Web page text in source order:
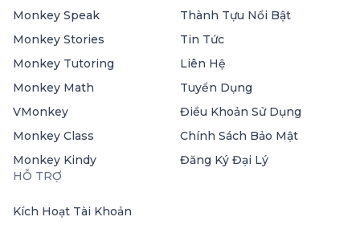
Monkey Speak
Monkey Stories
Monkey Tutoring
Monkey Math
VMonkey
Monkey Class
Monkey Kindy
Thành Tựu Nổi Bật
Tin Tức
Liên Hệ
Tuyển Dụng
Điều Khoản Sử Dụng
Chính Sách Bảo Mật
Đăng Ký Đại Lý
HỖ TRỢ
Kích Hoạt Tài Khoản